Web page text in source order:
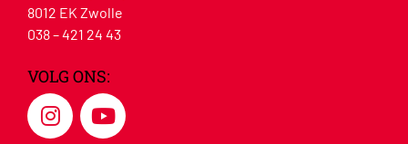
8012 EK Zwolle
038 – 421 24 43
VOLG ONS: